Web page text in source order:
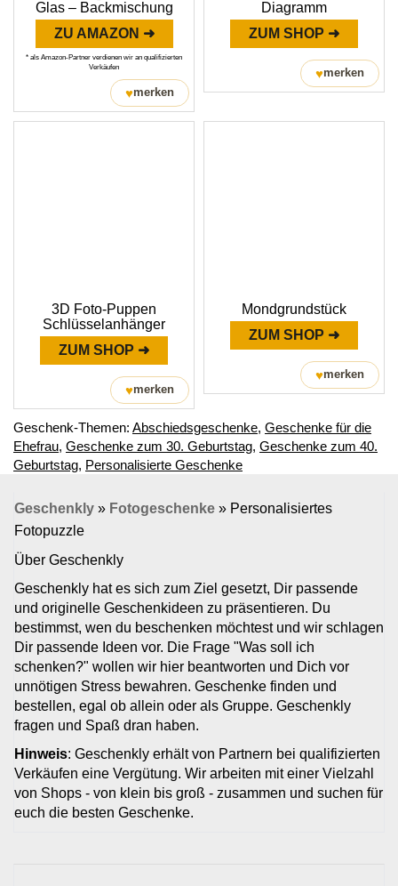
Glas – Backmischung
ZU AMAZON ➜
* als Amazon-Partner verdienen wir an qualifizierten
Verkäufen
♥merken
Diagramm
ZUM SHOP ➜
♥merken
3D Foto-Puppen
Schlüsselanhänger
ZUM SHOP ➜
♥merken
Mondgrundstück
ZUM SHOP ➜
♥merken
Geschenk-Themen: Abschiedsgeschenke, Geschenke für die
Ehefrau, Geschenke zum 30. Geburtstag, Geschenke zum 40.
Geburtstag, Personalisierte Geschenke
Geschenkly » Fotogeschenke » Personalisiertes
Fotopuzzle
Über Geschenkly
Geschenkly hat es sich zum Ziel gesetzt, Dir passende
und originelle Geschenkideen zu präsentieren. Du
bestimmst, wen du beschenken möchtest und wir schlagen
Dir passende Ideen vor. Die Frage "Was soll ich
schenken?" wollen wir hier beantworten und Dich vor
unnötigen Stress bewahren. Geschenke finden und
bestellen, egal ob allein oder als Gruppe. Geschenkly
fragen und Spaß dran haben.
Hinweis: Geschenkly erhält von Partnern bei qualifizierten
Verkäufen eine Vergütung. Wir arbeiten mit einer Vielzahl
von Shops - von klein bis groß - zusammen und suchen für
euch die besten Geschenke.